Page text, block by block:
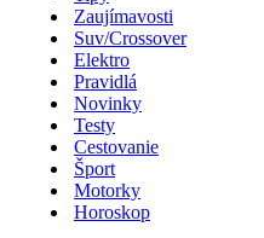
Zaujímavosti
Suv/Crossover
Elektro
Pravidlá
Novinky
Testy
Cestovanie
Šport
Motorky
Horoskop